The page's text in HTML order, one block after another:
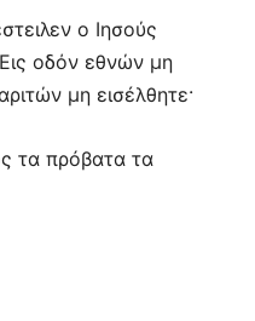
ο Ιησούς
οδόν εθνών μη
μη εισέλθητε·
τα πρόβατα τα